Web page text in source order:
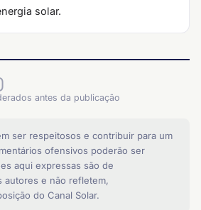
solar.
antes da publicação
ser respeitosos e contribuir para um
ofensivos poderão ser
aqui expressas são de
autores e não refletem,
do Canal Solar.